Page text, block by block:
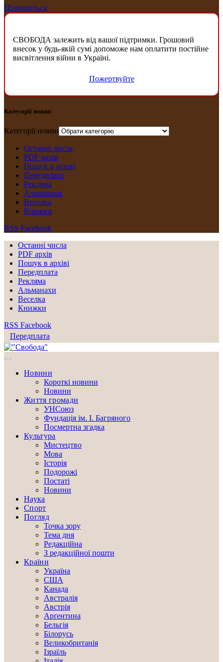
Підпишіться
СВОБОДА залежить від вашої підтримки. Грошовий
внесок у будь-якій сумі допоможе нам оплатити постійне
висвітлення війни в Україні.
Пожертвуйте
Категорії новин
Категорії новин
Останні числа
PDF архів
Пошук в архіві
Передплата
Рекляма
Альманахи
Веселка
Книжки
RSS Facebook
Останні числа
PDF архів
Пошук в архіві
Передплата
Рекляма
Альманахи
Веселка
Книжки
RSS Facebook
Передплата
Новини
Короткі новини
Новини
Життя громади
УНСоюз
Фундація ім. І. Багряного
Посмертна згадка
Культура
Мистецтво
Мова
Історія
Подорожі
Постаті
Новини
Наука
Спорт
Погляд
Точка зору
Тема дня
Редакційна
З редакційної пошти
Країни
Україна
США
Канада
Австралія
Австрія
Арґентина
Бельгія
Білорусь
Великобританія
Ізраїль